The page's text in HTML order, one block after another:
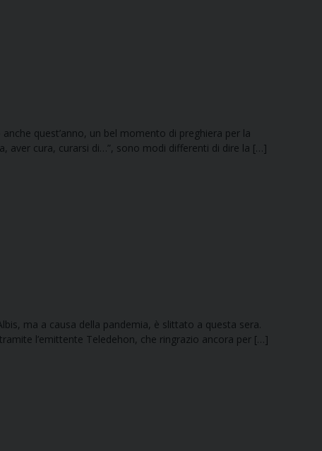
quest’anno, un bel momento di preghiera per la
aver cura, curarsi di…”, sono modi differenti di dire la […]
ma a causa della pandemia, è slittato a questa sera.
l’emittente Teledehon, che ringrazio ancora per […]